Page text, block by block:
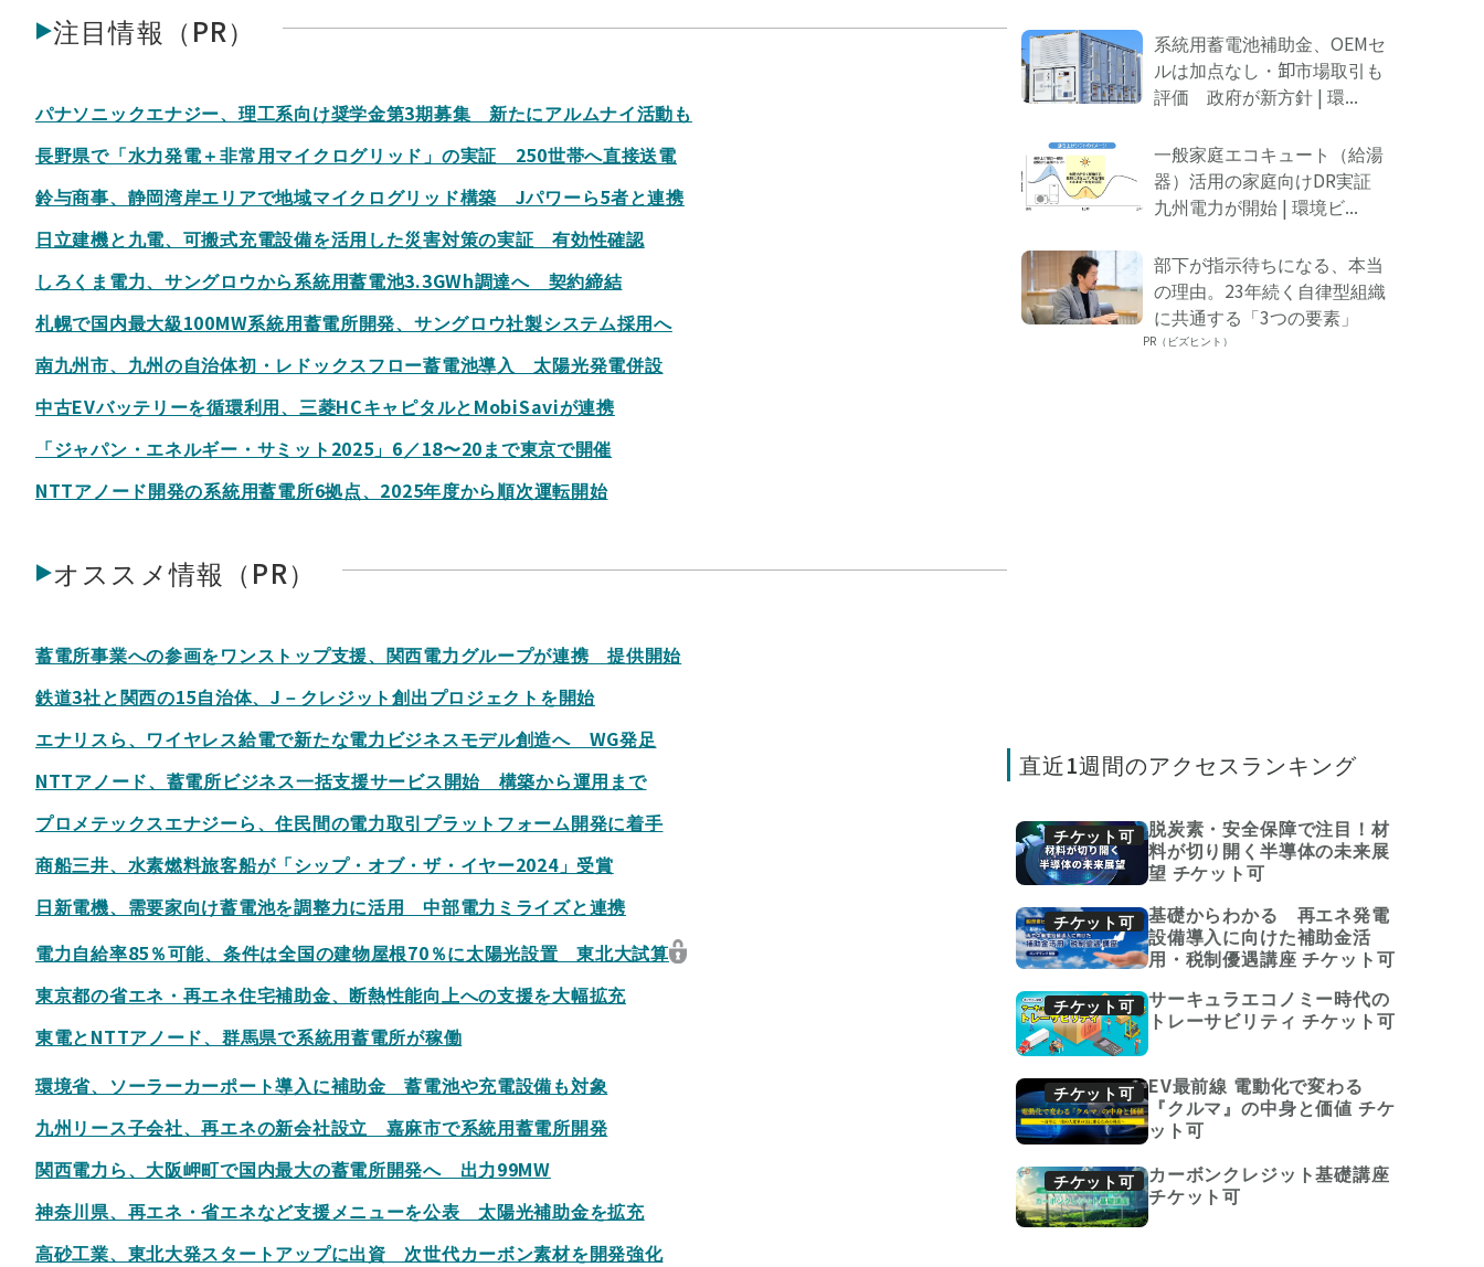
注目情報（PR）
パナソニックエナジー、理工系向け奨学金第3期募集 新たにアルムナイ活動も
長野県で「水力発電＋非常用マイクログリッド」の実証 250世帯へ直接送電
鈴与商事、静岡湾岸エリアで地域マイクログリッド構築 Jパワーら5者と連携
日立建機と九電、可搬式充電設備を活用した災害対策の実証 有効性確認
しろくま電力、サングロウから系統用蓄電池3.3GWh調達へ 契約締結
札幌で国内最大級100MW系統用蓄電所開発、サングロウ社製システム採用へ
南九州市、九州の自治体初・レドックスフロー蓄電池導入 太陽光発電併設
中古EVバッテリーを循環利用、三菱HCキャピタルとMobiSaviが連携
「ジャパン・エネルギー・サミット2025」6／18〜20まで東京で開催
NTTアノード開発の系統用蓄電所6拠点、2025年度から順次運転開始
オススメ情報（PR）
蓄電所事業への参画をワンストップ支援、関西電力グループが連携 提供開始
鉄道3社と関西の15自治体、J－クレジット創出プロジェクトを開始
エナリスら、ワイヤレス給電で新たな電力ビジネスモデル創造へ WG発足
NTTアノード、蓄電所ビジネス一括支援サービス開始 構築から運用まで
プロメテックスエナジーら、住民間の電力取引プラットフォーム開発に着手
商船三井、水素燃料旅客船が「シップ・オブ・ザ・イヤー2024」受賞
日新電機、需要家向け蓄電池を調整力に活用 中部電力ミライズと連携
電力自給率85％可能、条件は全国の建物屋根70％に太陽光設置 東北大試算
東京都の省エネ・再エネ住宅補助金、断熱性能向上への支援を大幅拡充
東電とNTTアノード、群馬県で系統用蓄電所が稼働
環境省、ソーラーカーポート導入に補助金 蓄電池や充電設備も対象
九州リース子会社、再エネの新会社設立 嘉麻市で系統用蓄電所開発
関西電力ら、大阪岬町で国内最大の蓄電所開発へ 出力99MW
神奈川県、再エネ・省エネなど支援メニューを公表 太陽光補助金を拡充
高砂工業、東北大発スタートアップに出資 次世代カーボン素材を開発強化
系統用蓄電池補助金、OEMセ
ルは加点なし・卸市場取引も
評価 政府が新方針 | 環...
一般家庭エコキュート（給湯
器）活用の家庭向けDR実証
九州電力が開始 | 環境ビ...
部下が指示待ちになる、本当
の理由。23年続く自律型組織
に共通する「3つの要素」
PR（ビズヒント）
直近1週間のアクセスランキング
チケット可
脱炭素・安全保障で注目！材
料が切り開く半導体の未来展
望 チケット可
チケット可
基礎からわかる 再エネ発電
設備導入に向けた補助金活
用・税制優遇講座 チケット可
チケット可
サーキュラエコノミー時代の
トレーサビリティ チケット可
チケット可
EV最前線 電動化で変わる
『クルマ』の中身と価値 チケ
ット可
チケット可
カーボンクレジット基礎講座
チケット可